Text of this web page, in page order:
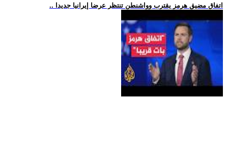
.. اتفاق مضيق هرمز يقترب وواشنطن تنتظر عرضا إيرانيا جديدا